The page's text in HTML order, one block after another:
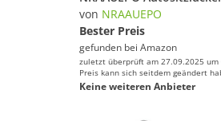
von NRAAUEPO
Bester Preis
gefunden bei Amazon
zuletzt überprüft am 27.09.2025 um
Preis kann sich seitdem geändert
Keine weiteren Anbieter